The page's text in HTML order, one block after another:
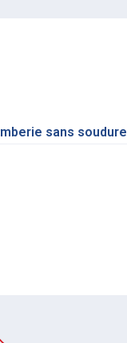
sans soudure